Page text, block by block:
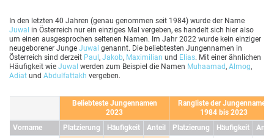
In den letzten 40 Jahren (genau genommen seit 1984) wurde der Name
Juwal in Österreich nur ein einziges Mal vergeben, es handelt sich hier also
um einen ausgesprochen seltenen Namen. Im Jahr 2022 wurde kein einziger
neugeborener Junge Juwal genannt. Die beliebtesten Jungennamen in
Österreich sind derzeit Paul , Jakob, Maximilian und Elias. Mit einer ähnlichen
Häufigkeit wie Juwal werden zum Beispiel die Namen Muhaamad, Almog,
Adiat und Abdulfattakh vergeben.
Beliebteste Jungennamen
2023
Rangliste der Jungennamen
1984 bis 2023
Vorname
Platzierung Häufigkeit Anteil Platzierung Häufigkeit